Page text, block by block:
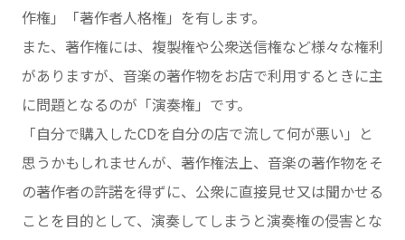
作権」「著作者人格権」を有します。
また、著作権には、複製権や公衆送信権など様々な権利
がありますが、音楽の著作物をお店で利用するときに主
に問題となるのが「演奏権」です。
「自分で購入したCDを自分の店で流して何が悪い」と
思うかもしれませんが、著作権法上、音楽の著作物をそ
の著作者の許諾を得ずに、公衆に直接見せ又は聞かせる
ことを目的として、演奏してしまうと演奏権の侵害とな